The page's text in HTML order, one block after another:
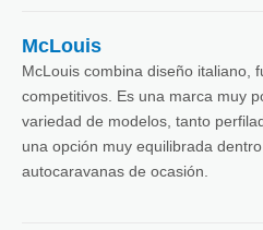
McLouis
McLouis combina diseño italiano,
competitivos. Es una marca muy
variedad de modelos, tanto
una opción muy equilibrada
autocaravanas de ocasión.